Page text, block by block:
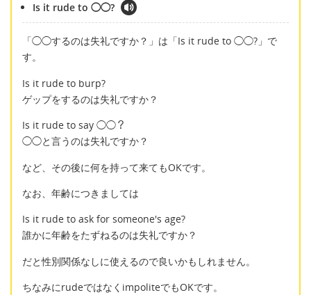
Is it rude to ◯◯?
「◯◯するのは失礼ですか？」は「Is it rude to ◯◯?」で
す。
Is it rude to burp?
ゲップをするのは失礼ですか？
Is it rude to say ◯◯？
◯◯と言うのは失礼ですか？
など、その後に何を持って来てもOKです。
なお、年齢につきましては
Is it rude to ask for someone's age?
誰かに年齢をたずねるのは失礼ですか？
だと性別関係なしに使えるので良いかもしれません。
ちなみにrudeではなくimpoliteでもOKです。